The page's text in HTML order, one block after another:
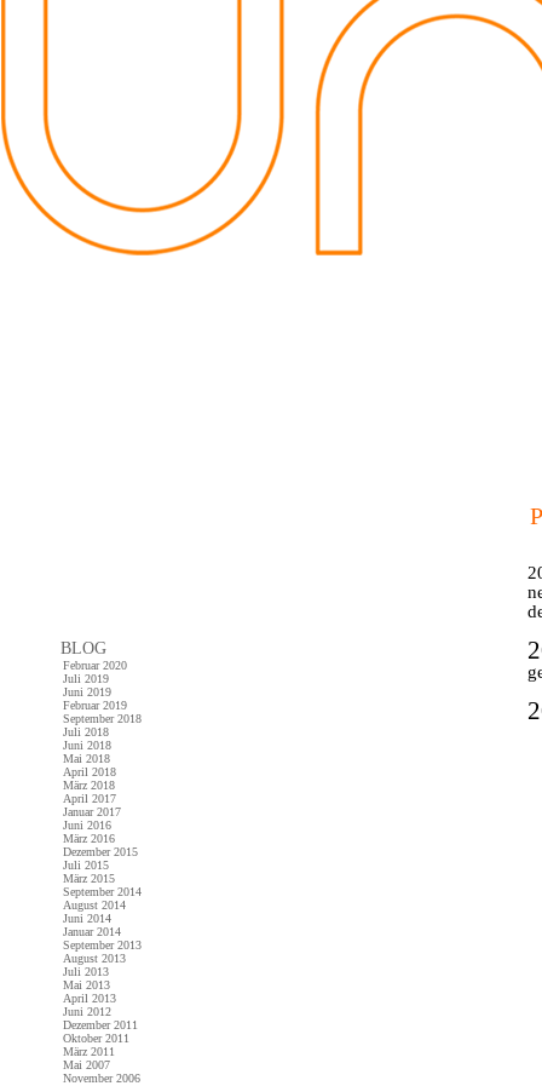
BLOG
Februar 2020
Juli 2019
Juni 2019
Februar 2019
September 2018
Juli 2018
Juni 2018
Mai 2018
April 2018
März 2018
April 2017
Januar 2017
Juni 2016
März 2016
Dezember 2015
Juli 2015
März 2015
September 2014
August 2014
Juni 2014
Januar 2014
September 2013
August 2013
Juli 2013
Mai 2013
April 2013
Juni 2012
Dezember 2011
Oktober 2011
März 2011
Mai 2007
November 2006